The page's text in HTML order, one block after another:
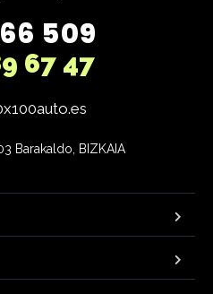
509
67 47
Barakaldo, BIZKAIA